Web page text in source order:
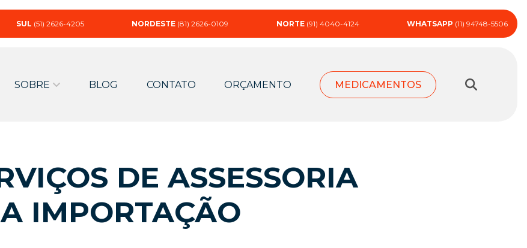
SUL (51) 2626-4205 NORDESTE (81) 2626-0109 NORTE (91) 4040-4124 WHATSAPP (11) 94748-5506
SOBRE BLOG CONTATO ORÇAMENTO MEDICAMENTOS
DE ASSESSORIA
IMPORTAÇÃO